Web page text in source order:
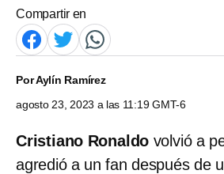
Compartir en
PorAylín Ramírez
agosto 23, 2023 a las 11:19 GMT-6
Cristiano Ronaldo volvió a
agredió a un fan después de